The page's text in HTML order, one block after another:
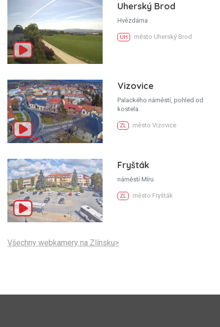
Uherský Brod
Hvězdárna
UH město Uherský Brod
Vizovice
Palackého náměstí, pohled od
kostela
ZL město Vizovice
Fryšták
náměstí Míru
ZL město Fryšták
Všechny webkamery na Zlínsku>